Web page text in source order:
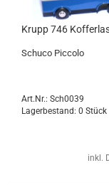
Krupp 746
Schu­co Pic­co­lo
Art.Nr.: Sch0039
Lagerbestand: 0 Stück
inkl.